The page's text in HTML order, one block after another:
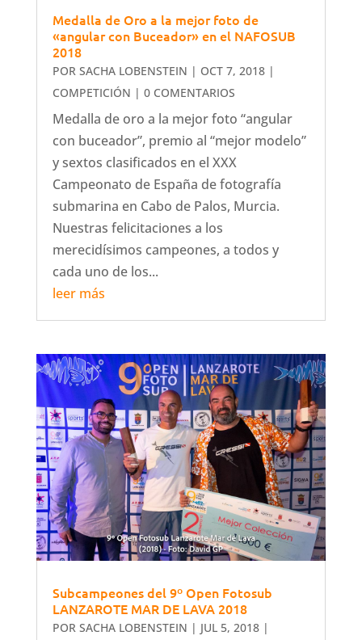
Medalla de Oro a la mejor foto de
«angular con Buceador» en el NAFOSUB
2018
POR SACHA LOBENSTEIN | OCT 7, 2018|
COMPETICIÓN | 0 COMENTARIOS
Medalla de oro a la mejor foto “angular
con buceador”, premio al “mejor modelo”
y sextos clasificados en el XXX
Campeonato de España de fotografía
submarina en Cabo de Palos, Murcia.
Nuestras felicitaciones a los
merecidísimos campeones, a todos y
cada uno de los...
leer más
Subcampeones del 9º Open Fotosub
LANZAROTE MAR DE LAVA 2018
POR SACHA LOBENSTEIN | JUL 5, 2018|